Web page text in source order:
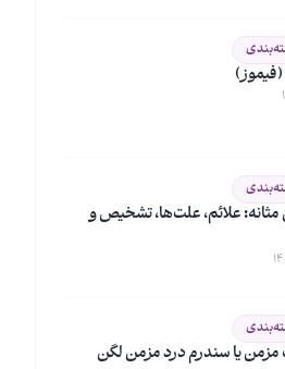
علائم، علت‌ها، تشخیص و
مزمن یا سندرم درد مزمن لگن